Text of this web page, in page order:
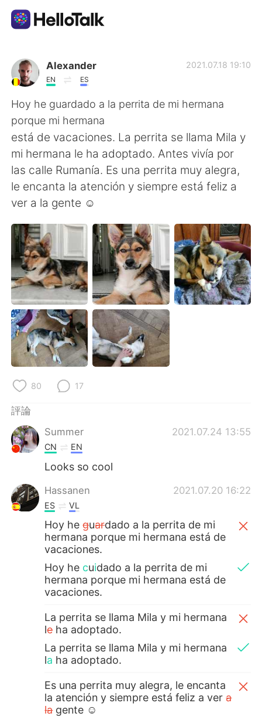
語言交換應用
AI Grammar Checker
繁體中文
English 简体中文
Español
Français Deutsch
日本語 한국어
ไทย
Indonesia Italiano
Türkçe Tiếng Việt
Português
Alexander
EN ES
2021.07.18 19:10
Hoy he guardado a la perrita de mi hermana
porque mi hermana
está de vacaciones. La perrita se llama Mila y
mi hermana le ha adoptado. Antes vivía por
las calle Rumanía. Es una perrita muy alegra,
le encanta la atención y siempre está feliz a
ver a la gente ☺
80 17
評論
Summer
2021.07.24 13:55
CN EN
Looks so cool
Hassanen 2021.07.20 16:22
ES VL
Hoy heguardado a la perrita de mi
hermana porque mi hermana está de
vacaciones.
Hoy he cuidado a la perrita de mi
hermana porque mi hermana está de
vacaciones.
La perrita se llama Mila y mi hermana
leha adoptado.
La perrita se llama Mila y mi hermana
la ha adoptado.
Es una perrita muy alegra, le encanta
la atención y siempre está feliz a vera
lagente ☺